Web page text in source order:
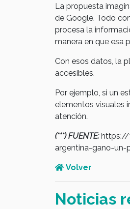
La propuesta
de Google. Todo
procesa la
manera en que esa
Con esos datos, la
accesibles.
Por ejemplo, si un
elementos visuales
atención.
(***) FUENTE:https://
argentina-gano-
Volver
Noticias